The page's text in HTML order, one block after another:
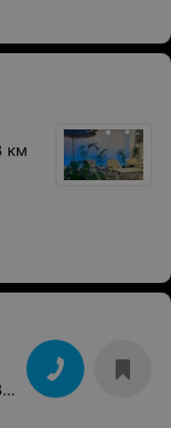
км
Минск, Пересечение ул. Громова и МКАД 28 км